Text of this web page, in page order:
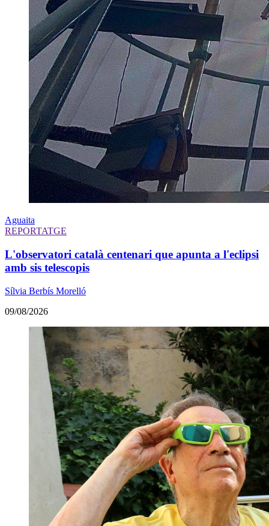
Aguaita
REPORTATGE
L'observatori català centenari que apunta a l'eclipsi
amb sis telescopis
Sílvia Berbís Morelló
09/08/2026